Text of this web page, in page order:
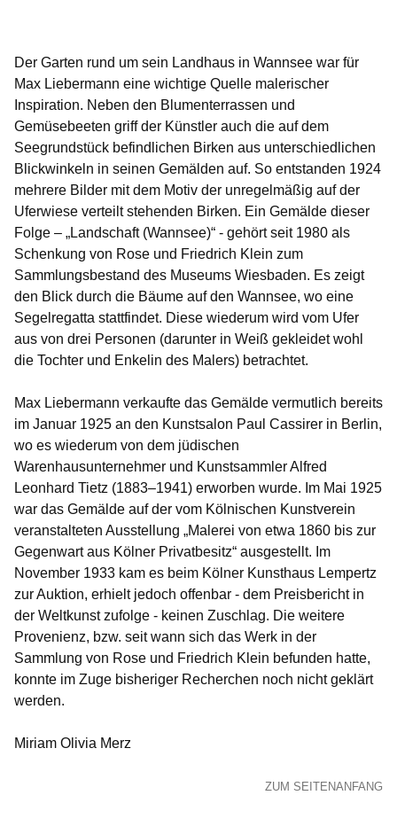
Der Garten rund um sein Landhaus in Wannsee war für
Max Liebermann eine wichtige Quelle malerischer
Inspiration. Neben den Blumenterrassen und
Gemüsebeeten griff der Künstler auch die auf dem
Seegrundstück befindlichen Birken aus unterschiedlichen
Blickwinkeln in seinen Gemälden auf. So entstanden 1924
mehrere Bilder mit dem Motiv der unregelmäßig auf der
Uferwiese verteilt stehenden Birken. Ein Gemälde dieser
Folge – „Landschaft (Wannsee)“ - gehört seit 1980 als
Schenkung von Rose und Friedrich Klein zum
Sammlungsbestand des Museums Wiesbaden. Es zeigt
den Blick durch die Bäume auf den Wannsee, wo eine
Segelregatta stattfindet. Diese wiederum wird vom Ufer
aus von drei Personen (darunter in Weiß gekleidet wohl
die Tochter und Enkelin des Malers) betrachtet.
Max Liebermann verkaufte das Gemälde vermutlich bereits
im Januar 1925 an den Kunstsalon Paul Cassirer in Berlin,
wo es wiederum von dem jüdischen
Warenhausunternehmer und Kunstsammler Alfred
Leonhard Tietz (1883–1941) erworben wurde. Im Mai 1925
war das Gemälde auf der vom Kölnischen Kunstverein
veranstalteten Ausstellung „Malerei von etwa 1860 bis zur
Gegenwart aus Kölner Privatbesitz“ ausgestellt. Im
November 1933 kam es beim Kölner Kunsthaus Lempertz
zur Auktion, erhielt jedoch offenbar - dem Preisbericht in
der Weltkunst zufolge - keinen Zuschlag. Die weitere
Provenienz, bzw. seit wann sich das Werk in der
Sammlung von Rose und Friedrich Klein befunden hatte,
konnte im Zuge bisheriger Recherchen noch nicht geklärt
werden.
Miriam Olivia Merz
ZUM SEITENANFANG